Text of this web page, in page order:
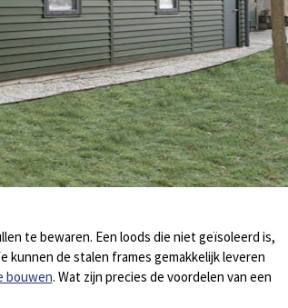
te bewaren. Een loods die niet geïsoleerd is,
kunnen de stalen frames gemakkelijk leveren
bouwen. Wat zijn precies de voordelen van een